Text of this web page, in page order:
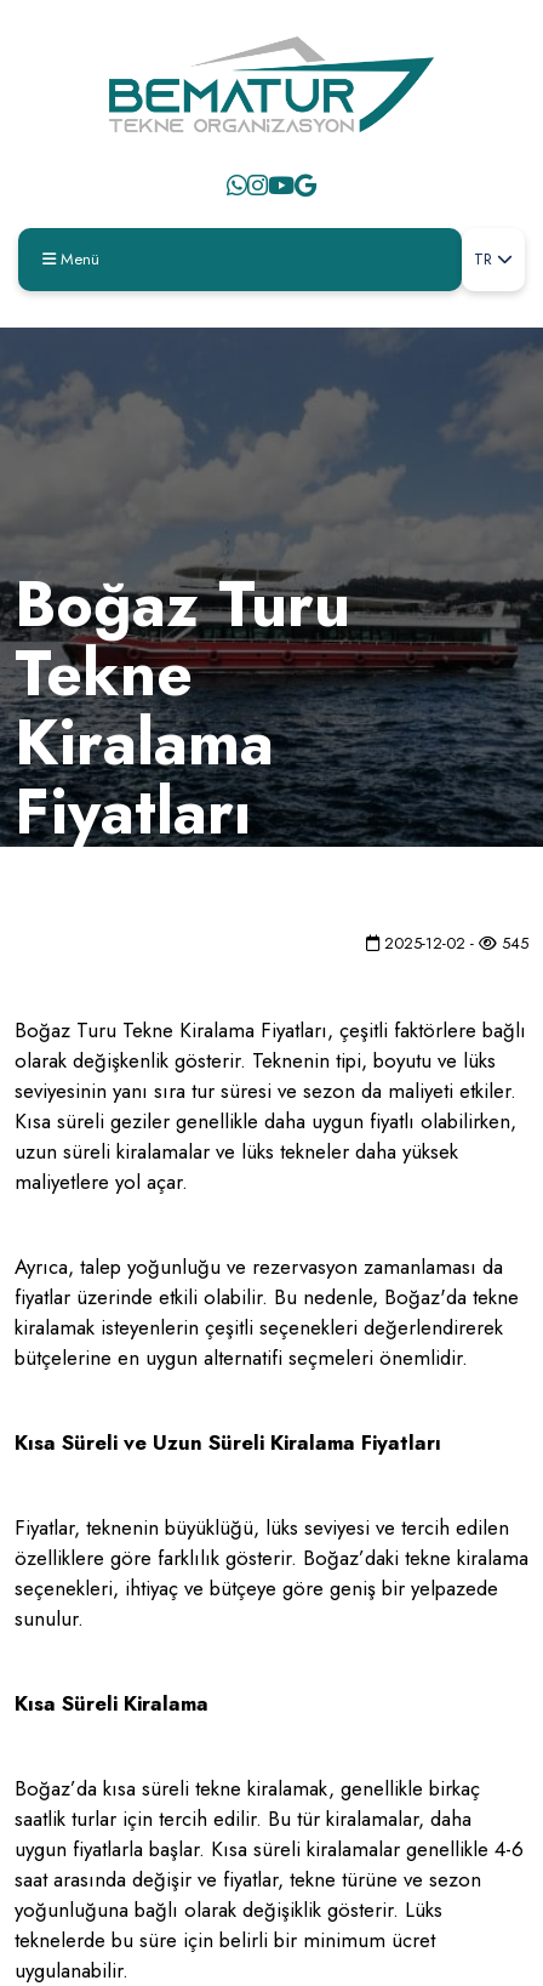
Menü TR
Boğaz Turu
Tekne
Kiralama
Fiyatları
2025-12-02 - 545
Boğaz Turu Tekne Kiralama Fiyatları, çeşitli faktörlere bağlı
olarak değişkenlik gösterir. Teknenin tipi, boyutu ve lüks
seviyesinin yanı sıra tur süresi ve sezon da maliyeti etkiler.
Kısa süreli geziler genellikle daha uygun fiyatlı olabilirken,
uzun süreli kiralamalar ve lüks tekneler daha yüksek
maliyetlere yol açar.
Ayrıca, talep yoğunluğu ve rezervasyon zamanlaması da
fiyatlar üzerinde etkili olabilir. Bu nedenle, Boğaz'da tekne
kiralamak isteyenlerin çeşitli seçenekleri değerlendirerek
bütçelerine en uygun alternatifi seçmeleri önemlidir.
Kısa Süreli ve Uzun Süreli Kiralama Fiyatları
Fiyatlar, teknenin büyüklüğü, lüks seviyesi ve tercih edilen
özelliklere göre farklılık gösterir. Boğaz’daki tekne kiralama
seçenekleri, ihtiyaç ve bütçeye göre geniş bir yelpazede
sunulur.
Kısa Süreli Kiralama
Boğaz’da kısa süreli tekne kiralamak, genellikle birkaç
saatlik turlar için tercih edilir. Bu tür kiralamalar, daha
uygun fiyatlarla başlar. Kısa süreli kiralamalar genellikle 4-6
saat arasında değişir ve fiyatlar, tekne türüne ve sezon
yoğunluğuna bağlı olarak değişiklik gösterir. Lüks
teknelerde bu süre için belirli bir minimum ücret
uygulanabilir.